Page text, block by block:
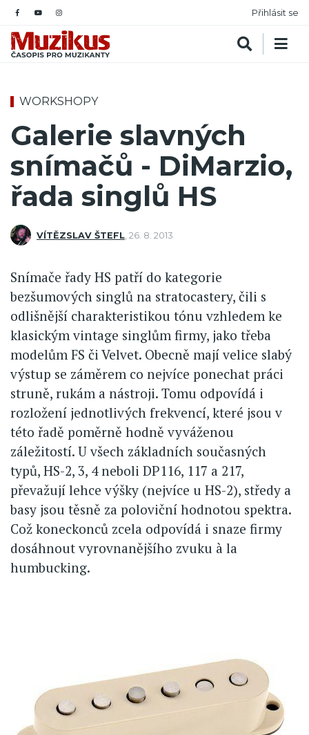
Přihlásit se
WORKSHOPY
Galerie slavných
snímačů - DiMarzio,
řada singlů HS
VÍTĚZSLAV ŠTEFL 26. 8. 2013
Snímače řady HS patří do kategorie
bezšumových singlů na stratocastery, čili s
odlišnější charakteristikou tónu vzhledem ke
klasickým vintage singlům firmy, jako třeba
modelům FS či Velvet. Obecně mají velice slabý
výstup se záměrem co nejvíce ponechat práci
struně, rukám a nástroji. Tomu odpovídá i
rozložení jednotlivých frekvencí, které jsou v
této řadě poměrně hodně vyváženou
záležitostí. U všech základních současných
typů, HS-2, 3, 4 neboli DP116, 117 a 217,
převažují lehce výšky (nejvíce u HS-2), středy a
basy jsou těsně za poloviční hodnotou spektra.
Což koneckonců zcela odpovídá i snaze firmy
dosáhnout vyrovnanějšího zvuku à la
humbucking.